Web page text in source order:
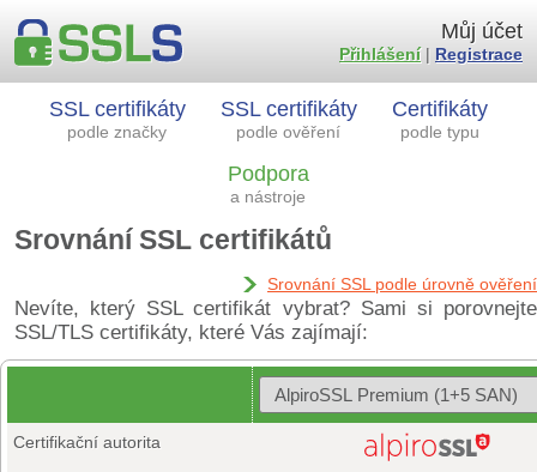
SSL certifikáty
podle značky
SSL certifikáty
podle ověření
Certifikáty
podle typu
Podpora
a nástroje
Můj účet
Přihlášení| Registrace
Srovnání SSL certifikátů
Srovnání SSL podle úrovně ověření
Nevíte, který SSL certifikát vybrat? Sami si porovnejte
SSL/TLS certifikáty, které Vás zajímají:
Certifikační autorita